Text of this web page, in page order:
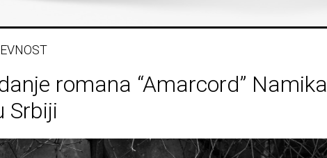
romana “Amarcord” Namika
Srbiji